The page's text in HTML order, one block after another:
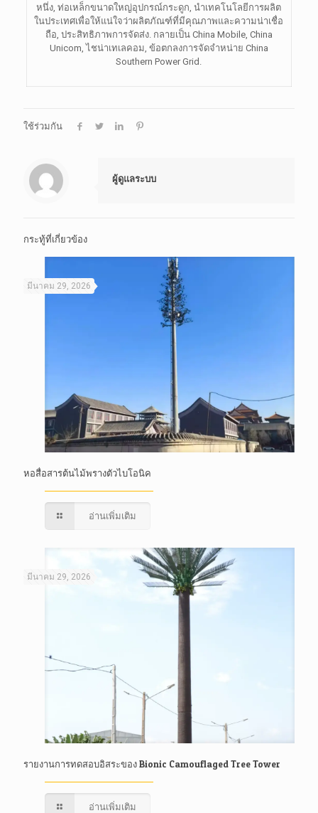
หนึ่ง, ท่อเหล็กขนาดใหญ่อุปกรณ์กระดูก, นำเทคโนโลยีการผลิต
ในประเทศเพื่อให้แน่ใจว่าผลิตภัณฑ์ที่มีคุณภาพและความน่าเชื่อ
ถือ, ประสิทธิภาพการจัดส่ง. กลายเป็น China Mobile, China
Unicom, ไชน่าเทเลคอม, ข้อตกลงการจัดจำหน่าย China
Southern Power Grid.
ใช้ร่วมกัน
ผู้ดูแลระบบ
กระทู้ที่เกี่ยวข้อง
มีนาคม 29, 2026
หอสื่อสารต้นไม้พรางตัวไบโอนิค
อ่านเพิ่มเติม
มีนาคม 29, 2026
รายงานการทดสอบอิสระของ Bionic Camouflaged Tree Tower
อ่านเพิ่มเติม